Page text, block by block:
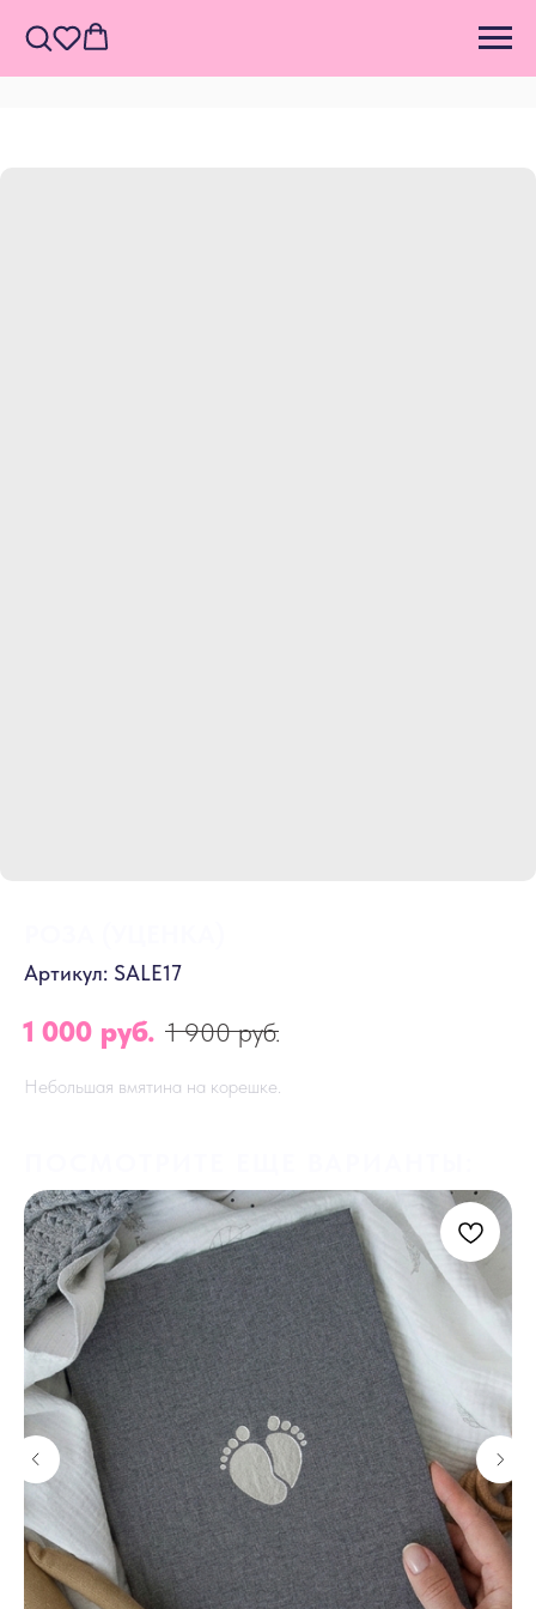
Артикул: SALE17
1 000 руб. 1 900 руб.
Небольшая вмятина на корешке.